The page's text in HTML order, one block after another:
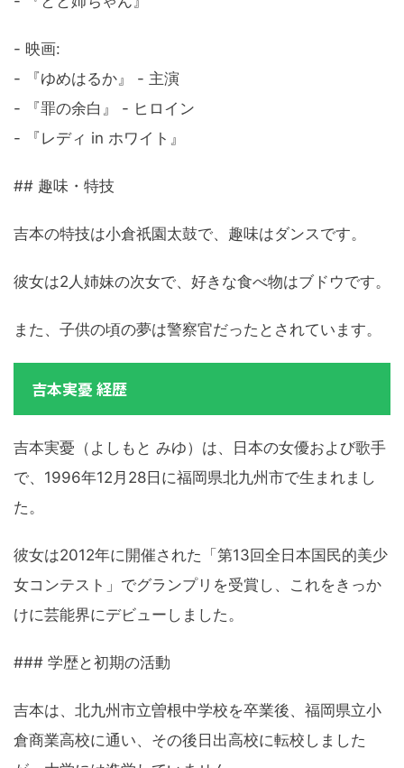
- 映画:
- 『ゆめはるか』 - 主演
- 『罪の余白』 - ヒロイン
- 『レディ in ホワイト』
## 趣味・特技
吉本の特技は小倉祇園太鼓で、趣味はダンスです。
彼女は2人姉妹の次女で、好きな食べ物はブドウです。
また、子供の頃の夢は警察官だったとされています。
吉本実憂 経歴
吉本実憂（よしもと みゆ）は、日本の女優および歌手
で、1996年12月28日に福岡県北九州市で生まれまし
た。
彼女は2012年に開催された「第13回全日本国民的美少
女コンテスト」でグランプリを受賞し、これをきっか
けに芸能界にデビューしました。
### 学歴と初期の活動
吉本は、北九州市立曽根中学校を卒業後、福岡県立小
倉商業高校に通い、その後日出高校に転校しました